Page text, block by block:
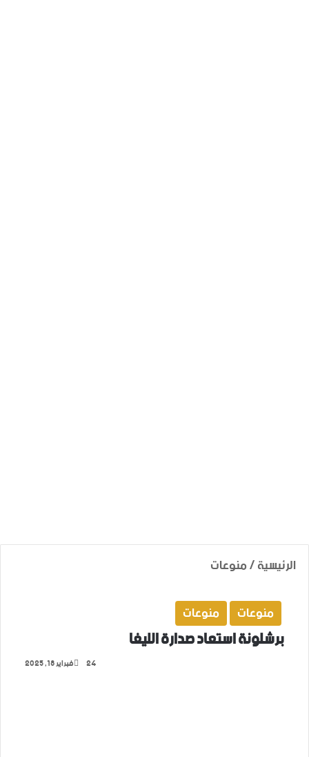
الرئيسية/منوعات
منوعات
منوعات
برشلونة استعاد صدارة الليغا
فبراير 18, 2025